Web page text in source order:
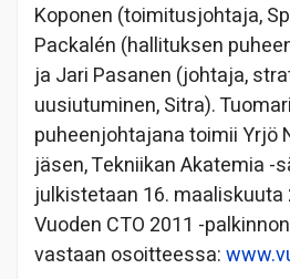
Koponen (toimitusjohtaja,
Packalén (hallituksen
ja Jari Pasanen (johtaja,
uusiutuminen, Sitra).
puheenjohtajana toimii Yrjö
jäsen, Tekniikan Akatemia -
julkistetaan 16. maaliskuuta
Vuoden CTO 2011 -
vastaan osoitteessa: